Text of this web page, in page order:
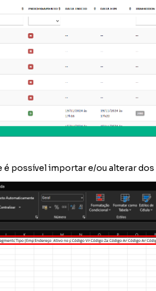
é possível importar e/ou alterar